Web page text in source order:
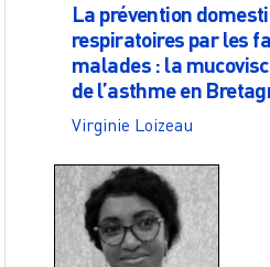
La prévention
respiratoires par les
malades : la
de l’asthme en
Virginie Loizeau